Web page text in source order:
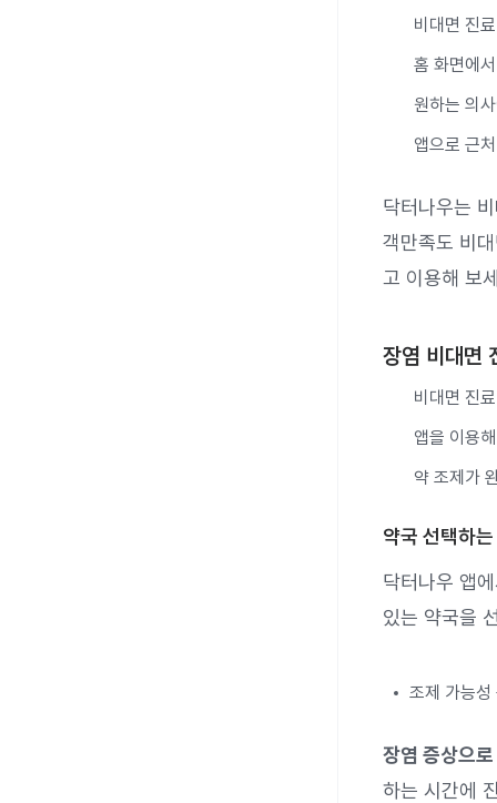
비대면 진
홈 화면에
원하는 의
앱으로 근
닥터나우는
객만족도 비
고 이용해 보
장염 비대면
비대면 진
앱을 이용
약 조제가
약국 선택하
닥터나우 앱
있는 약국을
조제 가능성
장염 증상으
하는 시간에